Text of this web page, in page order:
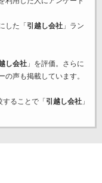
した「 引越し会社」ラン
し会社」を評価。さらに
声も掲載しています。
ることで「 引越し会社」